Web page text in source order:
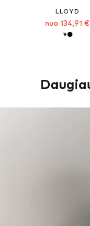
LLOYD
nuo 134,91 €